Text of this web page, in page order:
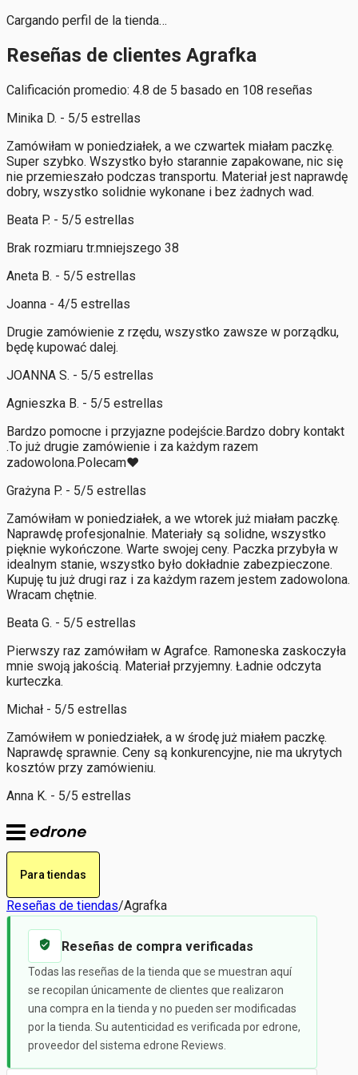
Cargando perfil de la tienda…
Reseñas de clientes Agrafka
Calificación promedio: 4.8 de 5 basado en 108 reseñas
Minika D. - 5/5 estrellas
Zamówiłam w poniedziałek, a we czwartek miałam paczkę.
Super szybko. Wszystko było starannie zapakowane, nic się
nie przemieszało podczas transportu. Materiał jest naprawdę
dobry, wszystko solidnie wykonane i bez żadnych wad.
Beata P. - 5/5 estrellas
Brak rozmiaru tr.mniejszego 38
Aneta B. - 5/5 estrellas
Joanna - 4/5 estrellas
Drugie zamówienie z rzędu, wszystko zawsze w porządku,
będę kupować dalej.
JOANNA S. - 5/5 estrellas
Agnieszka B. - 5/5 estrellas
Bardzo pomocne i przyjazne podejście.Bardzo dobry kontakt
.To już drugie zamówienie i za każdym razem
zadowolona.Polecam❤️
Grażyna P. - 5/5 estrellas
Zamówiłam w poniedziałek, a we wtorek już miałam paczkę.
Naprawdę profesjonalnie. Materiały są solidne, wszystko
pięknie wykończone. Warte swojej ceny. Paczka przybyła w
idealnym stanie, wszystko było dokładnie zabezpieczone.
Kupuję tu już drugi raz i za każdym razem jestem zadowolona.
Wracam chętnie.
Beata G. - 5/5 estrellas
Pierwszy raz zamówiłam w Agrafce. Ramoneska zaskoczyła
mnie swoją jakością. Materiał przyjemny. Ładnie odczyta
kurteczka.
Michał - 5/5 estrellas
Zamówiłem w poniedziałek, a w środę już miałem paczkę.
Naprawdę sprawnie. Ceny są konkurencyjne, nie ma ukrytych
kosztów przy zamówieniu.
Anna K. - 5/5 estrellas
Para tiendas
Reseñas de tiendas/Agrafka
Reseñas de compra verificadas
Todas las reseñas de la tienda que se muestran aquí
se recopilan únicamente de clientes que realizaron
una compra en la tienda y no pueden ser modificadas
por la tienda. Su autenticidad es verificada por edrone,
proveedor del sistema edrone Reviews.